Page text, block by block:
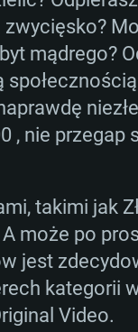
(64 bit)
i5 lub
11.0 lub
i7 (Xeon
i7
mądrego?
, nie przegap
takimi jak
może po
jest
kategorii
Video.